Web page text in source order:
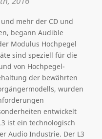
mehr der CD und
begann Audible
Modulus Hochpegel
sind speziell für die
von Hochpegel-
der bewährten
wurden
entwickelt
ist ein technologisch
Audio Industrie. Der L3